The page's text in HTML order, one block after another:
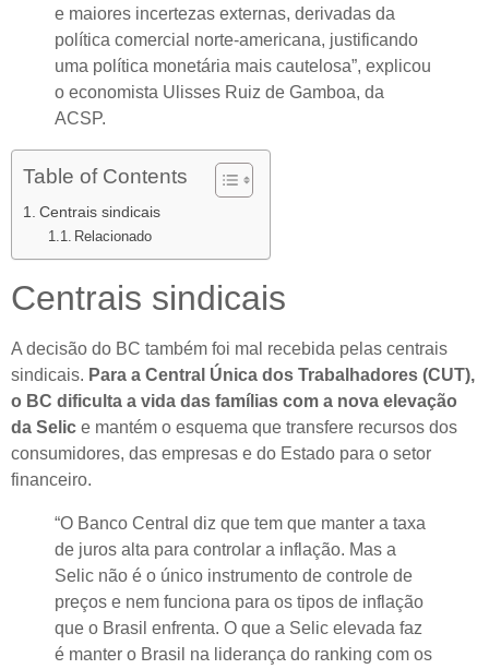
e maiores incertezas externas, derivadas da
política comercial norte-americana, justificando
uma política monetária mais cautelosa”, explicou
o economista Ulisses Ruiz de Gamboa, da
ACSP.
Table of Contents
Centrais sindicais
Relacionado
Centrais sindicais
A decisão do BC também foi mal recebida pelas centrais
sindicais. Para a Central Única dos Trabalhadores (CUT),
o BC dificulta a vida das famílias com a nova elevação
da Selic e mantém o esquema que transfere recursos dos
consumidores, das empresas e do Estado para o setor
financeiro.
“O Banco Central diz que tem que manter a taxa
de juros alta para controlar a inflação. Mas a
Selic não é o único instrumento de controle de
preços e nem funciona para os tipos de inflação
que o Brasil enfrenta. O que a Selic elevada faz
é manter o Brasil na liderança do ranking com os